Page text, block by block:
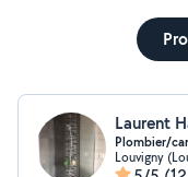
Laurent
Plombier/
Louvigny